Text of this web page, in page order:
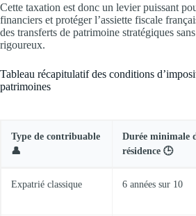
Cette taxation est donc un levier puissant
financiers et protéger l’assiette fiscale
des transferts de patrimoine stratégiques
rigoureux.
Tableau récapitulatif des conditions
patrimoines
Type de contribuable
👤
Durée minimale
résidence 🕒
Expatrié classique 6 années sur 10